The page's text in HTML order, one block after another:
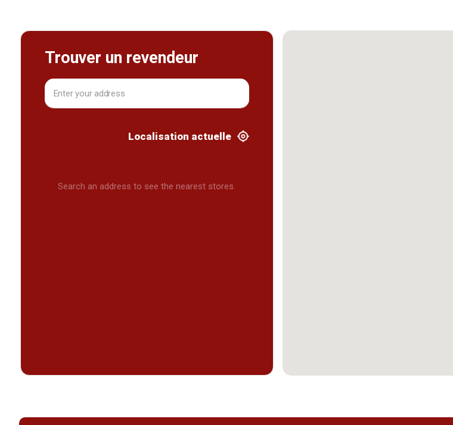
Trouver un revendeur
Localisation actuelle
Search an address to see the nearest stores.